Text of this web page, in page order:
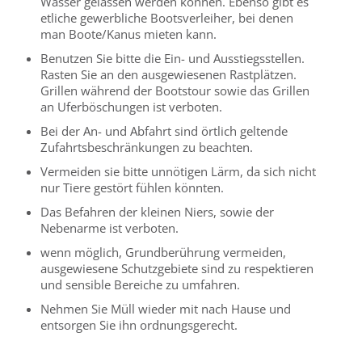
etliche gewerbliche Bootsverleiher, bei denen
man Boote/Kanus mieten kann.
Benutzen Sie bitte die Ein- und Ausstiegsstellen.
Rasten Sie an den ausgewiesenen Rastplätzen.
Grillen während der Bootstour sowie das Grillen
an Uferböschungen ist verboten.
Bei der An- und Abfahrt sind örtlich geltende
Zufahrtsbeschränkungen zu beachten.
Vermeiden sie bitte unnötigen Lärm, da sich nicht
nur Tiere gestört fühlen könnten.
Das Befahren der kleinen Niers, sowie der
Nebenarme ist verboten.
wenn möglich, Grundberührung vermeiden,
ausgewiesene Schutzgebiete sind zu respektieren
und sensible Bereiche zu umfahren.
Nehmen Sie Müll wieder mit nach Hause und
entsorgen Sie ihn ordnungsgerecht.